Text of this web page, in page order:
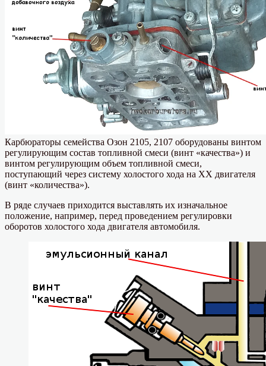
Карбюраторы семейства Озон 2105, 2107 оборудованы винтом
регулирующим состав топливной смеси (винт «качества») и
винтом регулирующим объем топливной смеси,
поступающий через систему холостого хода на ХХ двигателя
(винт «количества»).
В ряде случаев приходится выставлять их изначальное
положение, например, перед проведением регулировки
оборотов холостого хода двигателя автомобиля.